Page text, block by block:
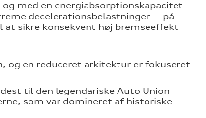
med en energiabsorptionskapacitet
decelerationsbelastninger — på
sikre konsekvent høj bremseeffekt
og en reduceret arkitektur er fokuseret
til den legendariske Auto Union
som var domineret af historiske